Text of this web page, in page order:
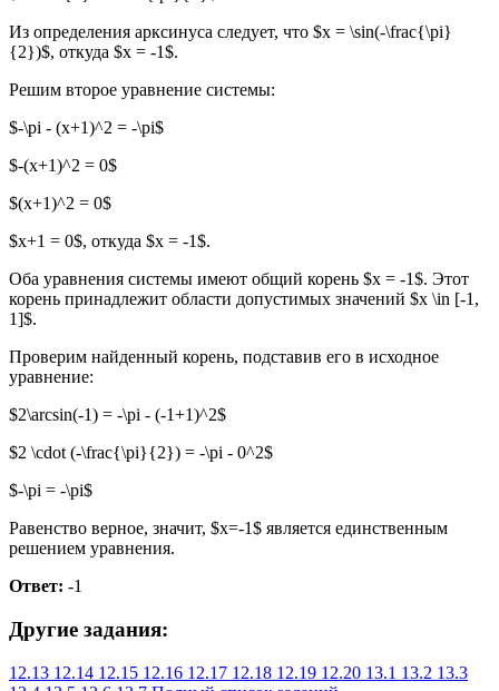
Из определения арксинуса следует, что $x = \sin(-\frac{\pi}
{2})$, откуда $x = -1$.
Решим второе уравнение системы:
$-\pi - (x+1)^2 = -\pi$
$-(x+1)^2 = 0$
$(x+1)^2 = 0$
$x+1 = 0$, откуда $x = -1$.
Оба уравнения системы имеют общий корень $x = -1$. Этот
корень принадлежит области допустимых значений $x \in [-1,
1]$.
Проверим найденный корень, подставив его в исходное
уравнение:
$2\arcsin(-1) = -\pi - (-1+1)^2$
$2 \cdot (-\frac{\pi}{2}) = -\pi - 0^2$
$-\pi = -\pi$
Равенство верное, значит, $x=-1$ является единственным
решением уравнения.
Ответ: -1
Другие задания:
12.13 12.14 12.15 12.16 12.17 12.18 12.19 12.20 13.1 13.2 13.3